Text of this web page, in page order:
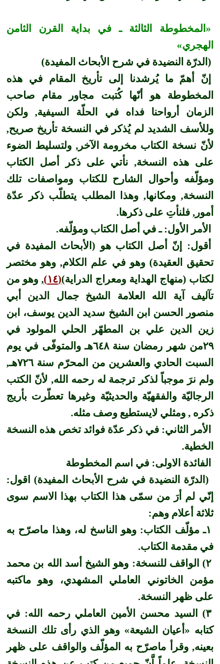
«المخطوطة الثالثة ـ في بداية القرن الثامن
الهجري»
(الدرّة النضيدة في شرح الأبحاث المفيدة)
إنّ أهمّ ما يُرشدنا إلى تأريخ المقام في هذه
المخطوطة هو أنّها كُتبت مجاور مقام صاحب
الزمان أرواحنا فداه في الحلّة السيفية, ولكن
وللأسف الشديد لم يُذكر في النسخة تأريخ صريح,
لأنّ نسخة الكتاب مخرومة الآخر, ولتسليط الضوء
على هذه النسخة, نأتي على ذكر أصل الكتاب
ومؤلّفه وأحوال الشارح للكتاب ومواصفات تلك
النسخة, ومكانها, وهذا المطلب يتطلّب ذكر عدّة
أمور, فلنأتِ على ذكرها.
الأمر الأول: ـ في أصل الكتاب ومؤلّفه.
أقول: إنّ أصل الكتاب هو (الأبحاث المفيدة في
تحقيق العقيدة) وهو في علم الكلام, وهو مختصر
لكتاب (منهاج الهداية ومعراج الدراية)(١٤)
, وهو من
تآليف آية الله العلامة الشيخ جمال الدين أبي
منصور الحسن ابن الشيخ سديد الدين يوسف، ابن
زين الدين علي بن المطهّر الحلي المولود في
٢٩من شهر رمضان سنة ٦٤٨هـ والمتوفّى في يوم
السبت الحادي والعشرين من المحرّم سنة ٧٢٦هـ,
ولم نرَ موجباً لذكر ترجمة له رحمه الله, لأنّ الكتب
الرجاليّة والفقهيّة والحديثيّة وغيرها تعطّرت بأريج
ذكره , ومثلي لايستطيع وصف مثله.
الأمر الثاني: في ذكر عدّة فوائد تخص هذه النسخة
الخطية.
الفائدة الاولى: في اسم المخطوطة
(الدرّة النضيدة في شرح الأبحاث المفيدة) اقول:
إنّي لم أرَ من سمّى هذا الكتاب بهذا الاسم سوى
ثلاثة أعلام وهم:
١ـ مؤلّف الكتاب: وهو الناسخ له، وهذا ماصرّح به
في مقدمة الكتاب.
٢) الواقف للنسخة: وهو الشيخ أسد الله بن محمد
مؤمن الخاتوني العاملي المشهدي، وهو ماكتبه
على ظهر النسخة.
٣) السيد محسن الأمين العاملي رحمه الله: في
كتابه «أعيان الشيعة» وهو الذي رأى تلك النسخة
بعينه, وقرأ ماصرّح به المؤلّف والواقف على ظهر